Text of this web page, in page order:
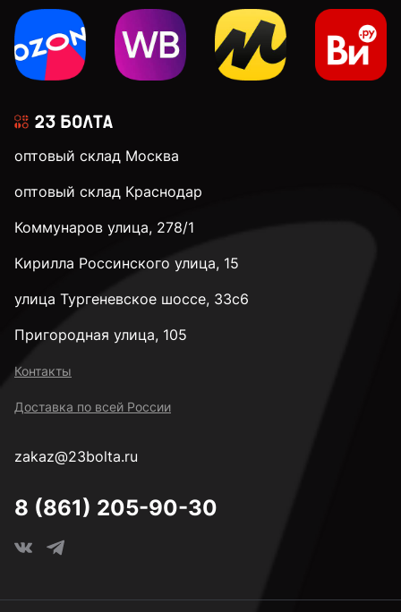
оптовый склад Москва
оптовый склад Краснодар
Коммунаров улица, 278/1
Кирилла Россинского улица, 15
улица Тургеневское шоссе, 33с6
Пригородная улица, 105
Контакты
Доставка по всей России
zakaz@23bolta.ru
8 (861) 205-90-30